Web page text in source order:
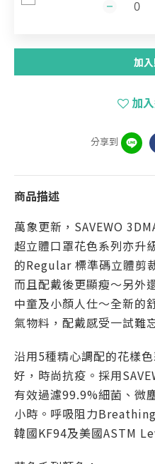
加
加
分享到
商品描述
萬象更新，SAVEWO
超立體口罩花色系列亦升
的Regular 標準碼立體剪
而且配戴後更顯瘦～另外
中童及小顏人仕～全新的
氣物料，配戴感受一試難
沿用5種精心調配的花樣
好，時尚抗疫。採用
有效過濾99.9%細菌、微
小時。呼吸阻力
韓國KF94及美國ASTM